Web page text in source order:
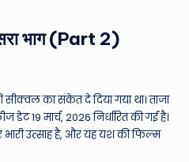
भाग (Part 2)
का संकेत दे दिया गया था। ताजा
19 मार्च, 2026 निर्धारित की गई है।
उत्साह है, और यह यश की फिल्म